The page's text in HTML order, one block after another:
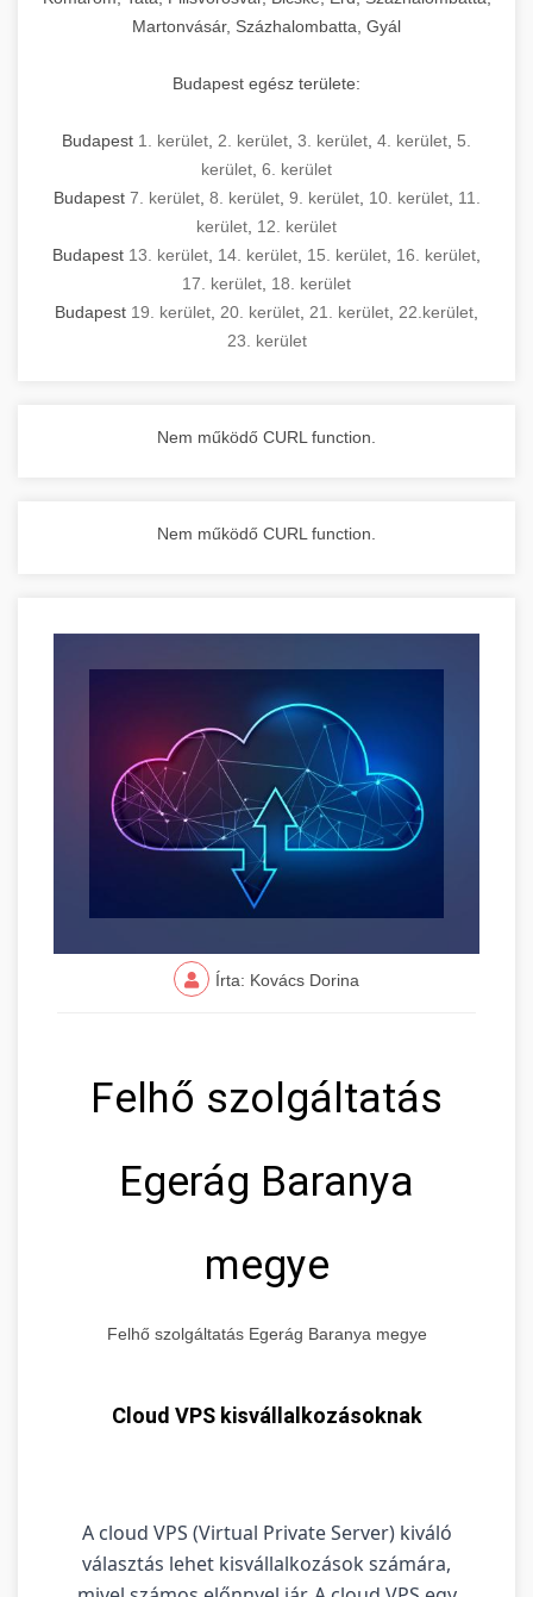
Martonvásár, Százhalombatta, Gyál
Budapest egész területe:
Budapest 1. kerület 2. kerület 3. kerület 4. kerület 5.
kerület 6. kerület
Budapest 7. kerület, 8. kerület, 9. kerület, 10. kerület, 11.
kerület 12. kerület
Budapest 13. kerület 14. kerület 15. kerület 16. kerület
17. kerület 18. kerület
Budapest 19. kerület 20. kerület 21. kerület 22.kerület
23. kerület
Nem működő CURL function.
Nem működő CURL function.
Írta: Kovács Dorina
Felhő szolgáltatás
Egerág Baranya
megye
Felhő szolgáltatás Egerág Baranya megye
Cloud VPS kisvállalkozásoknak
A cloud VPS (Virtual Private Server) kiváló
választás lehet kisvállalkozások számára,